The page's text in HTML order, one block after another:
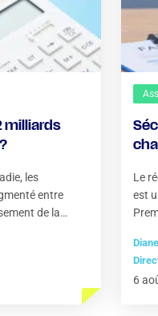
milliards
les
entre
de la
Le
est
6